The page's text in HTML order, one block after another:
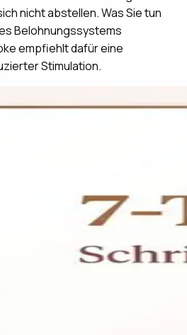
nicht abstellen. Was Sie tun
Belohnungssystems
empfiehlt dafür eine
Stimulation.